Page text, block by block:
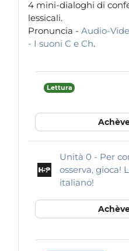
4 mini-dialoghi di
lessicali.
Pronuncia - Audio-
- I suoni C e Ch.
Lettura
Unità 0 - Per
osserva, gioca!
italiano!